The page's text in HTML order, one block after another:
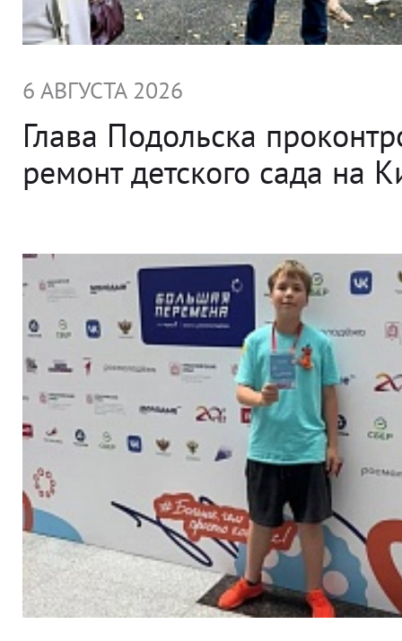
6 АВГУСТА 2026
Глава Подольска
ремонт детского сада на